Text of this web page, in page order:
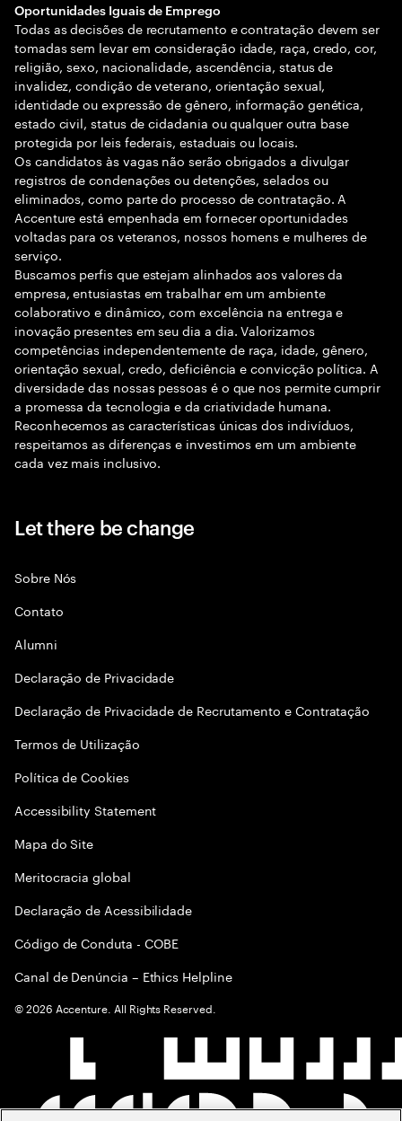
Oportunidades Iguais de Emprego
Todas as decisões de recrutamento e contratação devem ser
tomadas sem levar em consideração idade, raça, credo, cor,
religião, sexo, nacionalidade, ascendência, status de
invalidez, condição de veterano, orientação sexual,
identidade ou expressão de gênero, informação genética,
estado civil, status de cidadania ou qualquer outra base
protegida por leis federais, estaduais ou locais.
Os candidatos às vagas não serão obrigados a divulgar
registros de condenações ou detenções, selados ou
eliminados, como parte do processo de contratação. A
Accenture está empenhada em fornecer oportunidades
voltadas para os veteranos, nossos homens e mulheres de
serviço.
Buscamos perfis que estejam alinhados aos valores da
empresa, entusiastas em trabalhar em um ambiente
colaborativo e dinâmico, com excelência na entrega e
inovação presentes em seu dia a dia. Valorizamos
competências independentemente de raça, idade, gênero,
orientação sexual, credo, deficiência e convicção política. A
diversidade das nossas pessoas é o que nos permite cumprir
a promessa da tecnologia e da criatividade humana.
Reconhecemos as características únicas dos indivíduos,
respeitamos as diferenças e investimos em um ambiente
cada vez mais inclusivo.
Let there be change
Sobre Nós
Contato
Alumni
Declaraçāo de Privacidade
Declaração de Privacidade de Recrutamento e Contratação
Termos de Utilização
Política de Cookies
Accessibility Statement
Mapa do Site
Meritocracia global
Declaração de Acessibilidade
Código de Conduta - COBE
Canal de Denúncia – Ethics Helpline
©2026 Accenture. All Rights Reserved.